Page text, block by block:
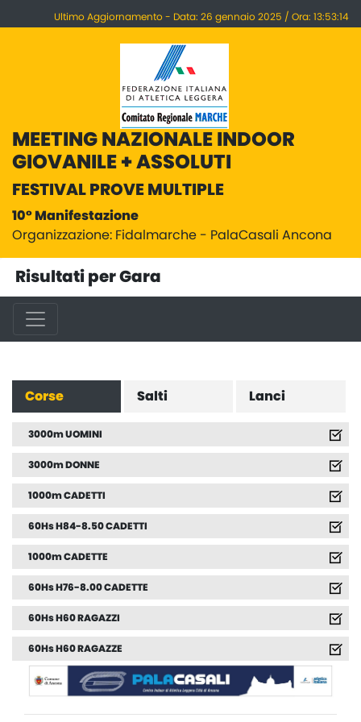
Ultimo Aggiornamento - Data: 26 gennaio 2025 / Ora: 13:53:14
MEETING NAZIONALE INDOOR
GIOVANILE + ASSOLUTI
FESTIVAL PROVE MULTIPLE
10° Manifestazione
Organizzazione: Fidalmarche - PalaCasali Ancona
Risultati per Gara
Corse Salti Lanci
3000m UOMINI
3000m DONNE
1000m CADETTI
60Hs H84-8.50 CADETTI
1000m CADETTE
60Hs H76-8.00 CADETTE
60Hs H60 RAGAZZI
60Hs H60 RAGAZZE